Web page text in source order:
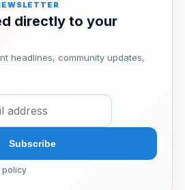
directly to your
headlines, community updates,
policy